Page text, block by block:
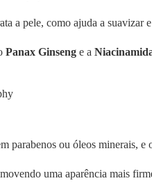
a pele, como ajuda a suavizar
Panax Ginseng e a
parabenos ou óleos minerais,
uma aparência mais